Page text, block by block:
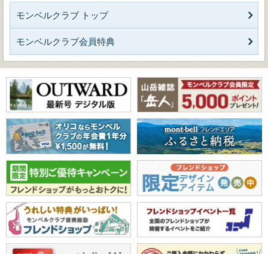
モンベルクラブ トップ
モンベルクラブ会員特典